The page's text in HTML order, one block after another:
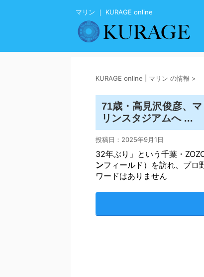
マリン ｜ KURAGE online
KURAGE online | マリン の情報 >
71歳・高見沢俊彦、
リンスタジアムへ ...
投稿日： 2025年9月1日
32年ぶり」という千葉・
ンフィールド）を訪れ、プロ
ワードはありません